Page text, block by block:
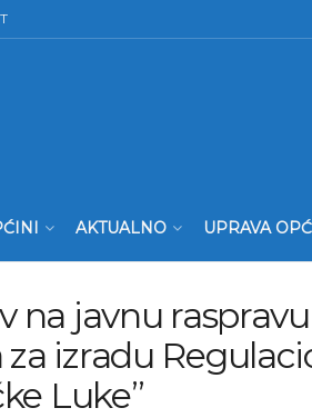
AKTUALNO UPRAVA
na javnu
izradu
Luke”